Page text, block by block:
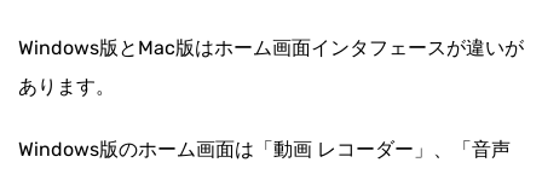
Windows版とMac版はホーム画面インタフェースが違いが
あります。
Windows版のホーム画面は「動画 レコーダー」、「音声